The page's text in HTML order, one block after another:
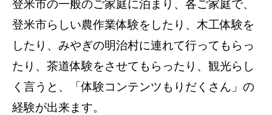
登米市の一般のご家庭に泊まり、各ご家庭で、
登米市らしい農作業体験をしたり、木工体験を
したり、みやぎの明治村に連れて行ってもらっ
たり、茶道体験をさせてもらったり、観光らし
く言うと、「体験コンテンツもりだくさん」の
経験が出来ます。